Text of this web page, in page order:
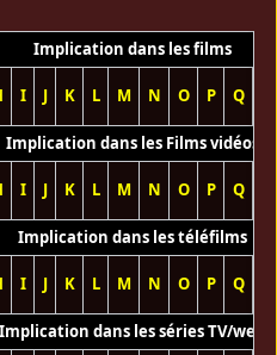
Implication dans les films
I J K L M N O P Q
Implication dans les Films vidéos
I J K L M N O P Q
Implication dans les téléfilms
I J K L M N O P Q
Implication dans les séries TV/web